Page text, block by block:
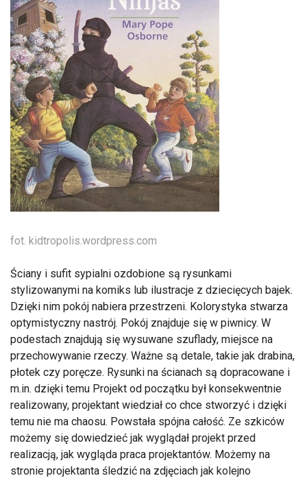
fot. kidtropolis.wordpress.com
Ściany i sufit sypialni ozdobione są rysunkami
stylizowanymi na komiks lub ilustracje z dziecięcych bajek.
Dzięki nim pokój nabiera przestrzeni. Kolorystyka stwarza
optymistyczny nastrój. Pokój znajduje się w piwnicy. W
podestach znajdują się wysuwane szuflady, miejsce na
przechowywanie rzeczy. Ważne są detale, takie jak drabina,
płotek czy poręcze. Rysunki na ścianach są dopracowane i
m.in. dzięki temu Projekt od początku był konsekwentnie
realizowany, projektant wiedział co chce stworzyć i dzięki
temu nie ma chaosu. Powstała spójna całość. Ze szkiców
możemy się dowiedzieć jak wyglądał projekt przed
realizacją, jak wygląda praca projektantów. Możemy na
stronie projektanta śledzić na zdjęciach jak kolejno